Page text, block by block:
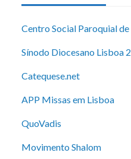
Centro Social Paroquial
Sínodo Diocesano Lisboa
Catequese.net
APP Missas em Lisboa
QuoVadis
Movimento Shalom